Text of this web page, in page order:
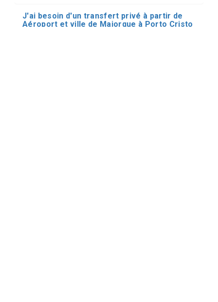
J'ai besoin d'un transfert privé à partir de
Aéroport et ville de Majorque à Porto Cristo